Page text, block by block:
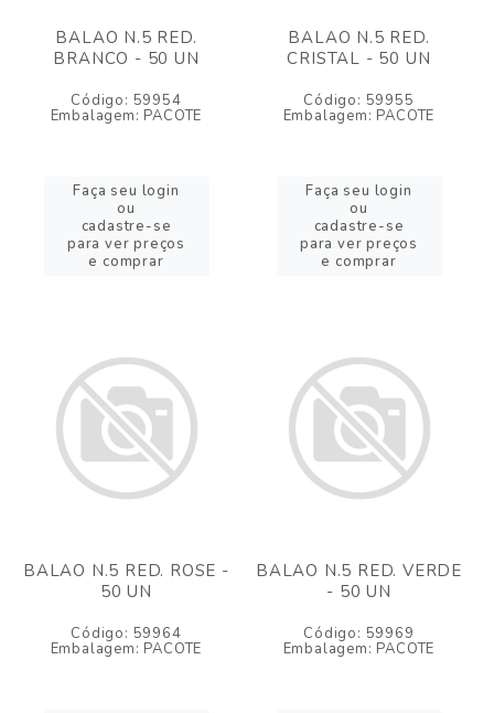
BALAO N.5 RED.
BRANCO - 50 UN
Código: 59954
Embalagem: PACOTE
Faça seu login
ou
cadastre-se
para ver preços
e comprar
BALAO N.5 RED.
CRISTAL - 50 UN
Código: 59955
Embalagem: PACOTE
Faça seu login
ou
cadastre-se
para ver preços
e comprar
BALAO N.5 RED. ROSE -
50 UN
Código: 59964
Embalagem: PACOTE
BALAO N.5 RED. VERDE
- 50 UN
Código: 59969
Embalagem: PACOTE